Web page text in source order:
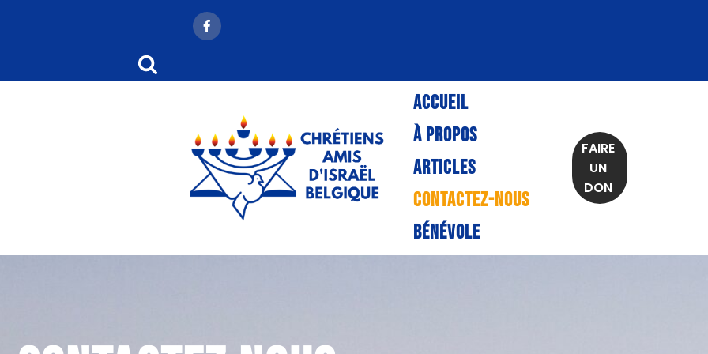
ACCUEIL
À PROPOS
ARTICLES
CONTACTEZ-NOUS
BÉNÉVOLE
FAIRE
UN
DON